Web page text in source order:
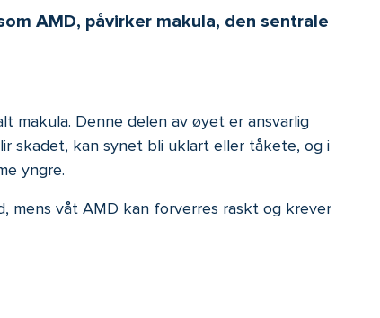
AMD, påvirker makula, den sentrale
makula. Denne delen av øyet er ansvarlig
skadet, kan synet bli uklart eller tåkete, og i
yngre.
mens våt AMD kan forverres raskt og krever